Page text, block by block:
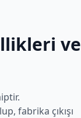
ve
fabrika çıkışı